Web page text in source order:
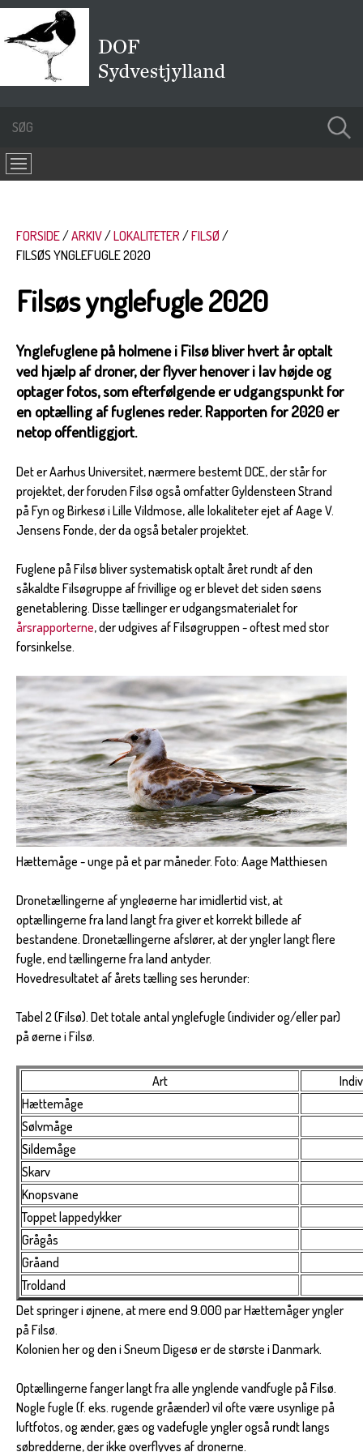
FORSIDE ARKIV LOKALITETER
FILSØ
FILSØS YNGLEFUGLE 2020
Filsøs ynglefugle 2020
Ynglefuglene på holmene i Filsø bliver hvert år optalt
ved hjælp af droner, der flyver henover i lav højde og
optager fotos, som efterfølgende er udgangspunkt for
en optælling af fuglenes reder. Rapporten for 2020 er
netop offentliggjort.
Det er Aarhus Universitet, nærmere bestemt DCE, der står for
projektet, der foruden Filsø også omfatter Gyldensteen Strand
på Fyn og Birkesø i Lille Vildmose, alle lokaliteter ejet af Aage V.
Jensens Fonde, der da også betaler projektet.
Fuglene på Filsø bliver systematisk optalt året rundt af den
såkaldte Filsøgruppe af frivillige og er blevet det siden søens
genetablering. Disse tællinger er udgangsmaterialet for
årsrapporterne, der udgives af Filsøgruppen - oftest med stor
forsinkelse.
Hættemåge - unge på et par måneder. Foto: Aage Matthiesen
Dronetællingerne af yngleøerne har imidlertid vist, at
optællingerne fra land langt fra giver et korrekt billede af
bestandene. Dronetællingerne afslører, at der yngler langt flere
fugle, end tællingerne fra land antyder.
Hovedresultatet af årets tælling ses herunder:
Tabel 2 (Filsø). Det totale antal ynglefugle (individer og/eller par)
på øerne i Filsø.
Art
Hættemåge
Sølvmåge
Sildemåge
Skarv
Knopsvane
Toppet lappedykker
Grågås
Gråand
Troldand
Det springer i øjnene, at mere end 9.000 par Hættemåger yngler
på Filsø.
Kolonien her og den i Sneum Digesø er de største i Danmark.
Optællingerne fanger langt fra alle ynglende vandfugle på Filsø.
Nogle fugle (f. eks. rugende gråænder) vil ofte være usynlige på
luftfotos, og ænder, gæs og vadefugle yngler også rundt langs
søbredderne, der ikke overflyves af dronerne.